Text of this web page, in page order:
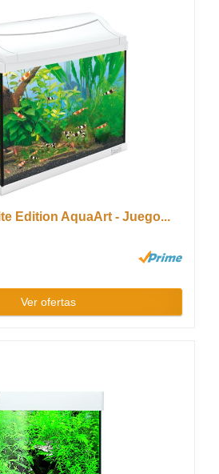
Edition AquaArt - Juego...
Ver ofertas